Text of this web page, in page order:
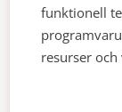
funktionell
resurser och